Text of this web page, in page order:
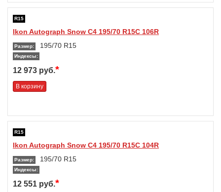
R15
Ikon Autograph Snow C4 195/70 R15C 106R
Размер: 195/70 R15
Индексы:
12 973 руб.*
В корзину
R15
Ikon Autograph Snow C4 195/70 R15C 104R
Размер: 195/70 R15
Индексы:
12 551 руб.*